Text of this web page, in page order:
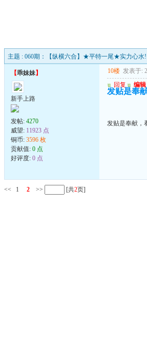
主题 : 060期：【纵横六合】★平特一尾★实力心水!
【乖妹妹】
新手上路
发帖: 4270
威望: 11923 点
铜币: 3596 枚
贡献值: 0 点
好评度: 0 点
10楼 发表于:
u 回复 u 编辑
发贴是奉
发贴是奉献，
<< 1 2 >> [共2页]